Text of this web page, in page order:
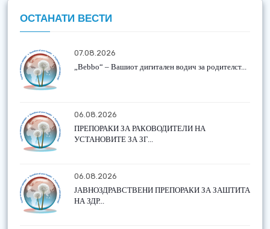
ОСТАНАТИ ВЕСТИ
07.08.2026
„Bebbo“ – Вашиот дигитален водич за родителст...
06.08.2026
ПРЕПОРАКИ ЗА РАКОВОДИТЕЛИ НА
УСТАНОВИТЕ ЗА ЗГ...
06.08.2026
ЈАВНОЗДРАВСТВЕНИ ПРЕПОРАКИ ЗА ЗАШТИТА
НА ЗДР...